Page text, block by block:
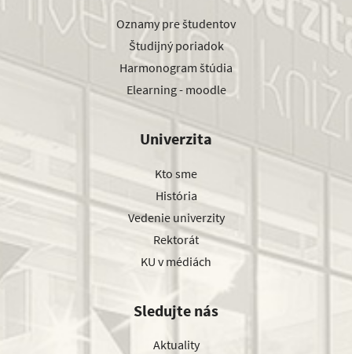
Oznamy pre študentov
Študijný poriadok
Harmonogram štúdia
Elearning - moodle
Univerzita
Kto sme
História
Vedenie univerzity
Rektorát
KU v médiách
Sledujte nás
Aktuality